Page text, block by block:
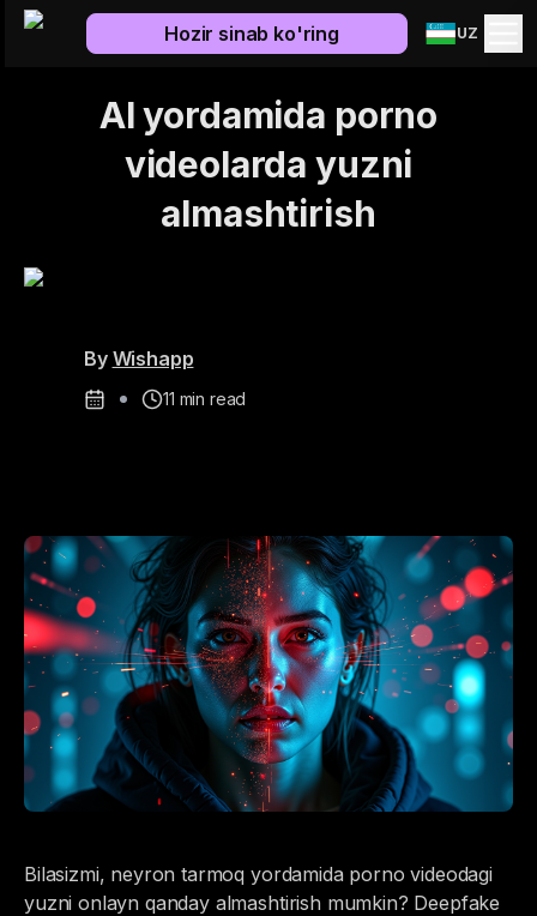
Hozir sinab ko'ring UZ
AI yordamida porno
videolarda yuzni
almashtirish
By Wishapp
11 min read
Bilasizmi, neyron tarmoq yordamida porno videodagi
yuzni onlayn qanday almashtirish mumkin? Deepfake